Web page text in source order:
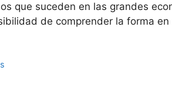
que suceden en las grandes
de comprender la forma